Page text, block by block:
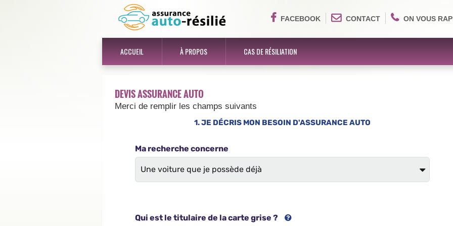
FACEBOOK CONTACT ON VOUS
ACCUEIL À PROPOS CAS DE RÉSILIATION
DEVIS ASSURANCE AUTO
Merci de remplir les champs suivants